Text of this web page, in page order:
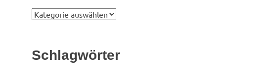
Kategorien
Schlagwörter